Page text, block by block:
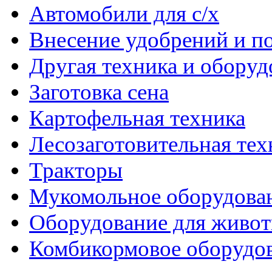
Автомобили для с/х
Внесение удобрений и
Другая техника и
Заготовка сена
Картофельная техника
Лесозаготовительная
Тракторы
Мукомольное
Оборудование для
Комбикормовое